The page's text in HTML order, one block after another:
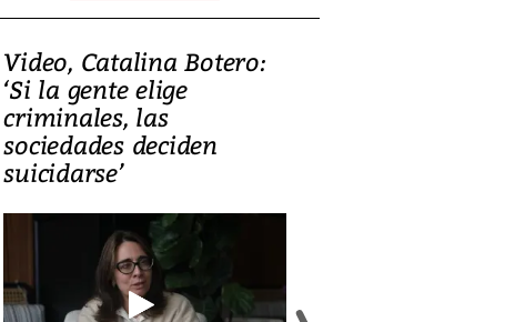
Video, Catalina Botero:
‘Si la gente elige
criminales, las
sociedades deciden
suicidarse’